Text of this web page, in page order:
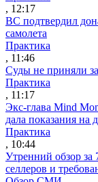
, 12:17
ВС подтвердил
самолета
Практика
, 11:46
Суды не приняли
Практика
, 11:17
Экс-глава Mind
дала показания на
Практика
, 10:44
Утренний обзор за
селлеров и